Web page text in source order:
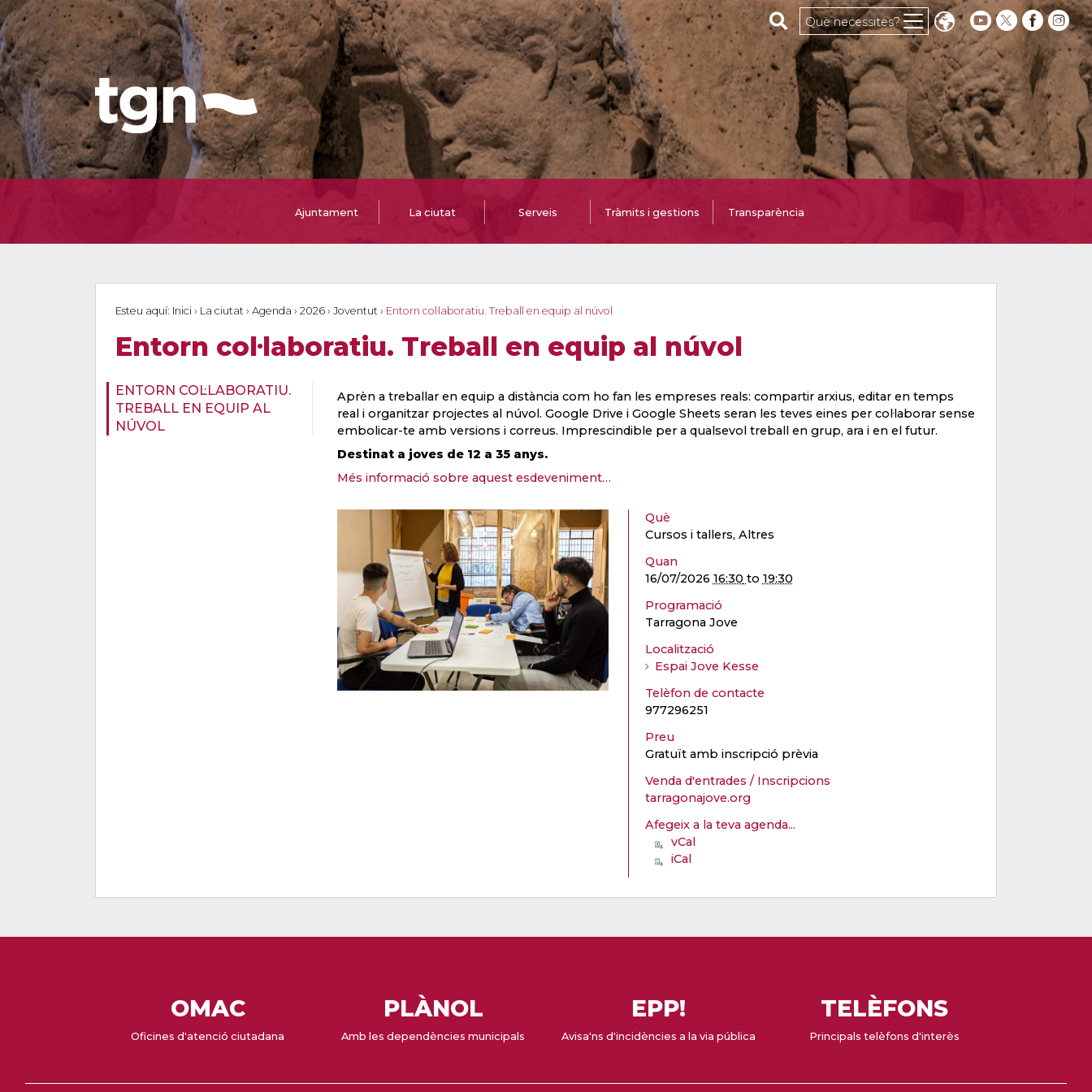
Cerca al web
Què necessites?
Ajuntament La ciutat Serveis Tràmits i gestions Transparència
Esteu aquí: Inici › La ciutat › Agenda › 2026 › Joventut › Entorn col·laboratiu. Treball en equip al núvol
Entorn col·laboratiu. Treball en equip al núvol
ENTORN COL·LABORATIU.
TREBALL EN EQUIP AL
NÚVOL
Aprèn a treballar en equip a distància com ho fan les empreses reals: compartir arxius, editar en temps
real i organitzar projectes al núvol. Google Drive i Google Sheets seran les teves eines per col·laborar sense
embolicar-te amb versions i correus. Imprescindible per a qualsevol treball en grup, ara i en el futur.
Destinat a joves de 12 a 35 anys.
Més informació sobre aquest esdeveniment…
Què
Cursos i tallers, Altres
Quan
16/07/2026 16:30 to 19:30
Programació
Tarragona Jove
Localització
Espai Jove Kesse
Telèfon de contacte
977296251
Preu
Gratuït amb inscripció prèvia
Venda d'entrades / Inscripcions
tarragonajove.org
Afegeix a la teva agenda...
vCal
iCal
OMAC
Oficines d'atenció ciutadana
PLÀNOL
Amb les dependències municipals
EPP!
Avisa'ns d'incidències a la via pública
TELÈFONS
Principals telèfons d'interès